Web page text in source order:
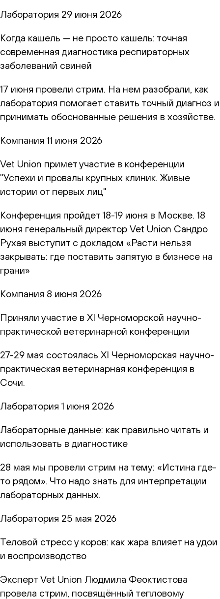
Лаборатория 29 июня 2026
Когда кашель — не просто кашель: точная
современная диагностика респираторных
заболеваний свиней
17 июня провели стрим. На нем разобрали, как
лаборатория помогает ставить точный диагноз и
принимать обоснованные решения в хозяйстве.
Компания 11 июня 2026
Vet Union примет участие в конференции
"Успехи и провалы крупных клиник. Живые
истории от первых лиц"
Конференция пройдет 18-19 июня в Москве. 18
июня генеральный директор Vet Union Сандро
Рухая выступит с докладом «Расти нельзя
закрывать: где поставить запятую в бизнесе на
грани»
Компания 8 июня 2026
Приняли участие в XI Черноморской научно-
практической ветеринарной конференции
27-29 мая состоялась XI Черноморская научно-
практическая ветеринарная конференция в
Сочи.
Лаборатория 1 июня 2026
Лабораторные данные: как правильно читать и
использовать в диагностике
28 мая мы провели стрим на тему: «Истина где-
то рядом». Что надо знать для интерпретации
лабораторных данных.
Лаборатория 25 мая 2026
Теловой стресс у коров: как жара влияет на удои
и воспроизводство
Эксперт Vet Union Людмила Феоктистова
провела стрим, посвящённый тепловому